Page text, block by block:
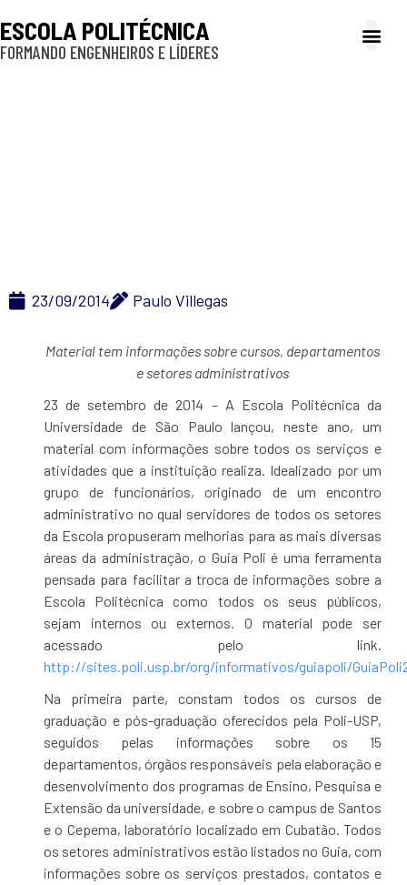
ESCOLA POLITÉCNICA
FORMANDO ENGENHEIROS E LÍDERES
23/09/2014 Paulo Villegas
Material tem informações sobre cursos, departamentos
e setores administrativos
23 de setembro de 2014 – A Escola Politécnica da
Universidade de São Paulo lançou, neste ano, um
material com informações sobre todos os serviços e
atividades que a instituição realiza. Idealizado por um
grupo de funcionários, originado de um encontro
administrativo no qual servidores de todos os setores
da Escola propuseram melhorias para as mais diversas
áreas da administração, o Guia Poli é uma ferramenta
pensada para facilitar a troca de informações sobre a
Escola Politécnica como todos os seus públicos,
sejam internos ou externos. O material pode ser
acessado pelo link.
http://sites.poli.usp.br/org/informativos/guiapoli/
Na primeira parte, constam todos os cursos de
graduação e pós-graduação oferecidos pela Poli-USP,
seguidos pelas informações sobre os 15
departamentos, órgãos responsáveis pela elaboração e
desenvolvimento dos programas de Ensino, Pesquisa e
Extensão da universidade, e sobre o campus de Santos
e o Cepema, laboratório localizado em Cubatão. Todos
os setores administrativos estão listados no Guia, com
informações sobre os serviços prestados, contatos e